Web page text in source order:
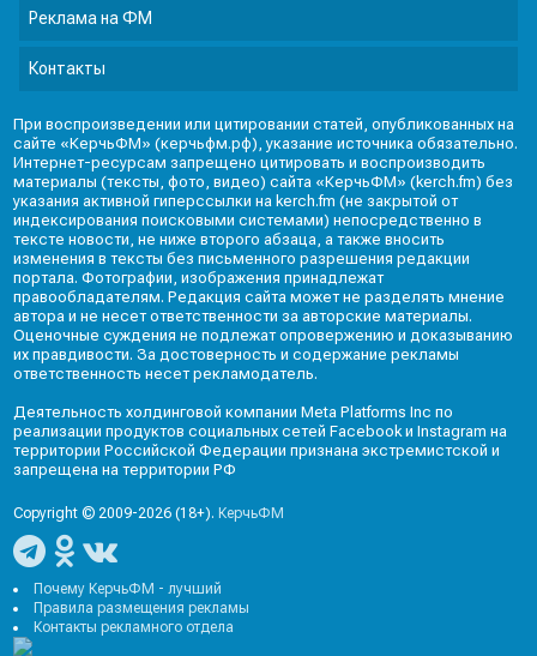
Реклама на ФМ
Контакты
При воспроизведении или цитировании статей, опубликованных на
сайте «КерчьФМ» (керчьфм.рф), указание источника обязательно.
Интернет-ресурсам запрещено цитировать и воспроизводить
материалы (тексты, фото, видео) сайта «КерчьФМ» (kerch.fm) без
указания активной гиперссылки на kerch.fm (не закрытой от
индексирования поисковыми системами) непосредственно в
тексте новости, не ниже второго абзаца, а также вносить
изменения в тексты без письменного разрешения редакции
портала. Фотографии, изображения принадлежат
правообладателям. Редакция сайта может не разделять мнение
автора и не несет ответственности за авторские материалы.
Оценочные суждения не подлежат опровержению и доказыванию
их правдивости. За достоверность и содержание рекламы
ответственность несет рекламодатель.
Деятельность холдинговой компании Meta Platforms Inc по
реализации продуктов социальных сетей Facebook и Instagram на
территории Российской Федерации признана экстремистской и
запрещена на территории РФ
Copyright © 2009-2026 (18+). КерчьФМ
Почему КерчьФМ - лучший
Правила размещения рекламы
Контакты рекламного отдела